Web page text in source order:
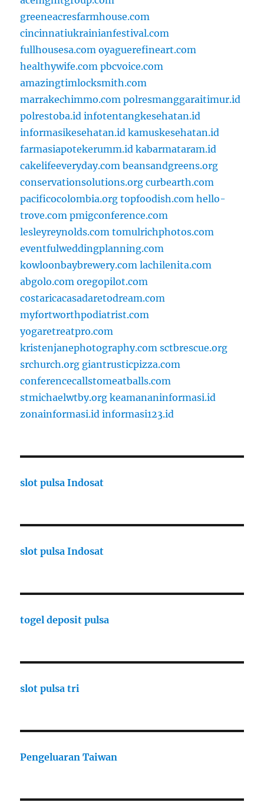
greeneacresfarmhouse.com
cincinnatiukrainianfestival.com
fullhousesa.com oyaguerefineart.com
healthywife.com pbcvoice.com
amazingtimlocksmith.com
marrakechimmo.com polresmanggaraitimur.id
polrestoba.id infotentangkesehatan.id
informasikesehatan.id kamuskesehatan.id
farmasiapotekerumm.id kabarmataram.id
cakelifeeveryday.com beansandgreens.org
conservationsolutions.org curbearth.com
pacificocolombia.org topfoodish.com hello-
trove.com pmigconference.com
lesleyreynolds.com tomulrichphotos.com
eventfulweddingplanning.com
kowloonbaybrewery.com lachilenita.com
abgolo.com oregopilot.com
costaricacasadaretodream.com
myfortworthpodiatrist.com
yogaretreatpro.com
kristenjanephotography.com sctbrescue.org
srchurch.org giantrusticpizza.com
conferencecallstomeatballs.com
stmichaelwtby.org keamananinformasi.id
zonainformasi.id informasi123.id
slot pulsa Indosat
slot pulsa Indosat
togel deposit pulsa
slot pulsa tri
Pengeluaran Taiwan